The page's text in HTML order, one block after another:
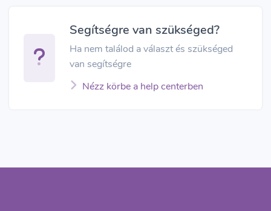
Segítségre van szükséged?
Ha nem találod a választ és szükséged
van segítségre
Nézz körbe a help centerben